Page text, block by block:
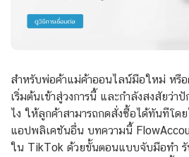
สำหรับพ่อค้าแม่ค้าออนไลน์มือใหม่ หรือ
เริ่มต้นเข้าสู่วงการนี้ และกำลังสงสัยว่า
ไง ให้ลูกค้าสามารถกดสั่งซื้อได้ทันทีโด
แอปพลิเคชันอื่น บทความนี้
ใน TikTok ด้วยขั้นตอนแบบจับมือทำ รั